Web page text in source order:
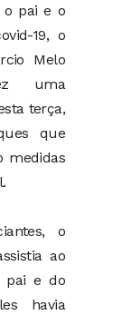
o pai e o
19, o
Melo
uma
terça,
que
medidas
o
ao
pai e do
havia